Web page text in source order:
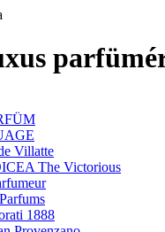
Villatte
The Victorious
1888